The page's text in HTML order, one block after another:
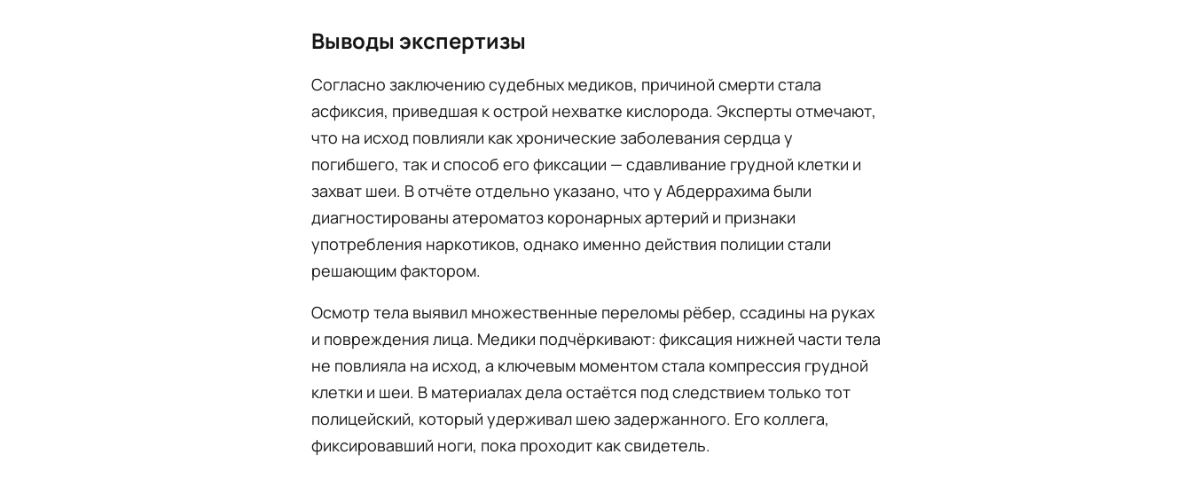
Выводы экспертизы
Согласно заключению судебных медиков, причиной смерти стала
асфиксия, приведшая к острой нехватке кислорода. Эксперты отмечают,
что на исход повлияли как хронические заболевания сердца у
погибшего, так и способ его фиксации — сдавливание грудной клетки и
захват шеи. В отчёте отдельно указано, что у Абдеррахима были
диагностированы атероматоз коронарных артерий и признаки
употребления наркотиков, однако именно действия полиции стали
решающим фактором.
Осмотр тела выявил множественные переломы рёбер, ссадины на руках
и повреждения лица. Медики подчёркивают: фиксация нижней части тела
не повлияла на исход, а ключевым моментом стала компрессия грудной
клетки и шеи. В материалах дела остаётся под следствием только тот
полицейский, который удерживал шею задержанного. Его коллега,
фиксировавший ноги, пока проходит как свидетель.